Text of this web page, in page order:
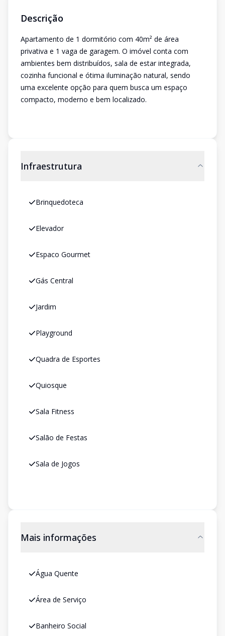
Descrição
Apartamento de 1 dormitório com 40m² de área
privativa e 1 vaga de garagem. O imóvel conta com
ambientes bem distribuídos, sala de estar integrada,
cozinha funcional e ótima iluminação natural, sendo
uma excelente opção para quem busca um espaço
compacto, moderno e bem localizado.
Infraestrutura
Brinquedoteca
Elevador
Espaco Gourmet
Gás Central
Jardim
Playground
Quadra de Esportes
Quiosque
Sala Fitness
Salão de Festas
Sala de Jogos
Mais informações
Água Quente
Área de Serviço
Banheiro Social